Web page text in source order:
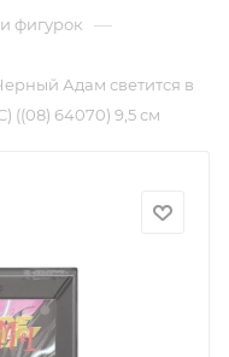
фигурок —
Адам светится в
((08) 64070) 9,5 см